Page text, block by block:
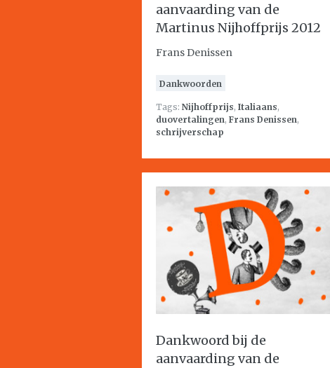
aanvaarding van de
Martinus Nijhoffprijs 2012
Frans Denissen
Dankwoorden
Tags: Nijhoffprijs, Italiaans,
duovertalingen, Frans Denissen,
schrijverschap
Dankwoord bij de
aanvaarding van de